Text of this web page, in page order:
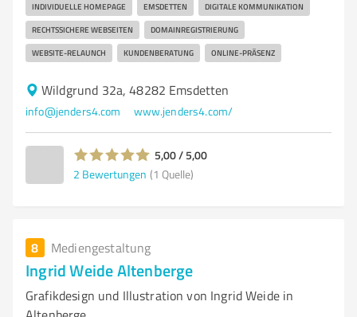
INDIVIDUELLE HOMEPAGE EMSDETTEN DIGITALE KOMMUNIKATION
RECHTSSICHERE WEBSEITEN DOMAINREGISTRIERUNG
WEBSITE-RELAUNCH KUNDENBERATUNG ONLINE-PRÄSENZ
Wildgrund 32a, 48282 Emsdetten
info@jenders4.com www.jenders4.com/
5,00 / 5,00
2 Bewertungen (1 Quelle)
8 Mediengestaltung
Ingrid Weide Altenberge
Grafikdesign und Illustration von Ingrid Weide in